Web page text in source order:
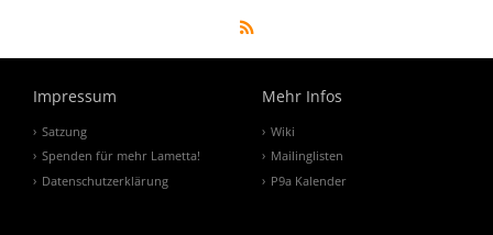
Impressum
Satzung
Spenden für mehr Lametta!
Datenschutzerklärung
Mehr Infos
Wiki
Mailinglisten
P9a Kalender